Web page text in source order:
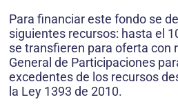
Para financiar este fondo se
siguientes recursos: hasta el
se transfieren para oferta con
General de Participaciones
excedentes de los recursos
la Ley 1393 de 2010.